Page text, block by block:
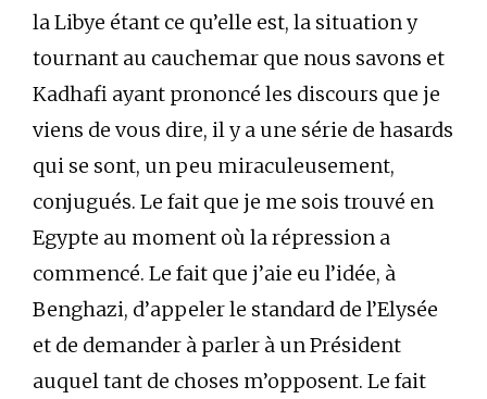
la Libye étant ce qu’elle est, la situation y
tournant au cauchemar que nous savons et
Kadhafi ayant prononcé les discours que je
viens de vous dire, il y a une série de hasards
qui se sont, un peu miraculeusement,
conjugués. Le fait que je me sois trouvé en
Egypte au moment où la répression a
commencé. Le fait que j’aie eu l’idée, à
Benghazi, d’appeler le standard de l’Elysée
et de demander à parler à un Président
auquel tant de choses m’opposent. Le fait